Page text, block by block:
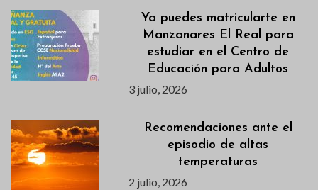
Ya puedes matricularte en
Manzanares El Real para
estudiar en el Centro de
Educación para Adultos
3 julio, 2026
Recomendaciones ante el
episodio de altas
temperaturas
2 julio, 2026